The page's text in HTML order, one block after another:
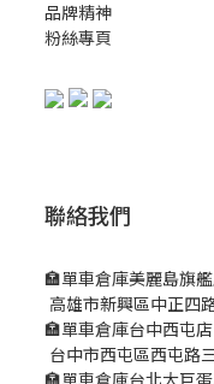
品牌精神
粉絲專頁
聯絡我們
🏣單車倉庫美麗島旗
高雄市新興區中正四
🏣單車倉庫台中西屯
台中市西屯區西屯路
🏣單車倉庫台北大巨